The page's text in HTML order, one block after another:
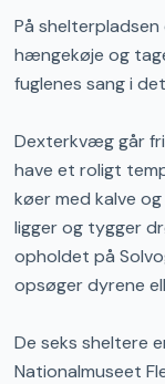
På
hængekøje og
fuglenes sang i
Dexterkvæg går
have et roligt
køer med kalve
ligger og tygger
opholdet på
opsøger dyrene
De seks sheltere
Nationalmuseet